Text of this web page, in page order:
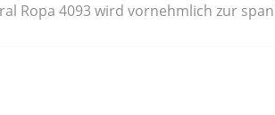
Ropa 4093 wird vornehmlich zur